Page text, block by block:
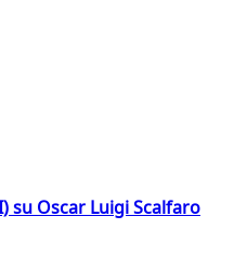
su Oscar Luigi Scalfaro